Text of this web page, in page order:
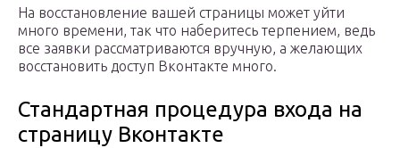
На восстановление вашей страницы может уйти
много времени, так что наберитесь терпением, ведь
все заявки рассматриваются вручную, а желающих
восстановить доступ Вконтакте много.
Стандартная процедура входа на
страницу Вконтакте